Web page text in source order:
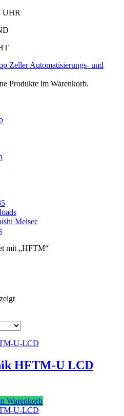
UHR
Zeller Automatisierungs- und
Produkte im Warenkorb.
Melsec
mit „HFTM“
Nach
HFTM-U LCD
Warenkorb